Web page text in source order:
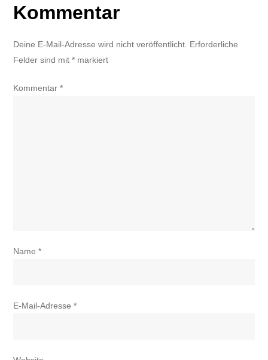
Kommentar
Deine E-Mail-Adresse wird nicht veröffentlicht. Erforderliche
Felder sind mit* markiert
Kommentar*
Name*
E-Mail-Adresse*